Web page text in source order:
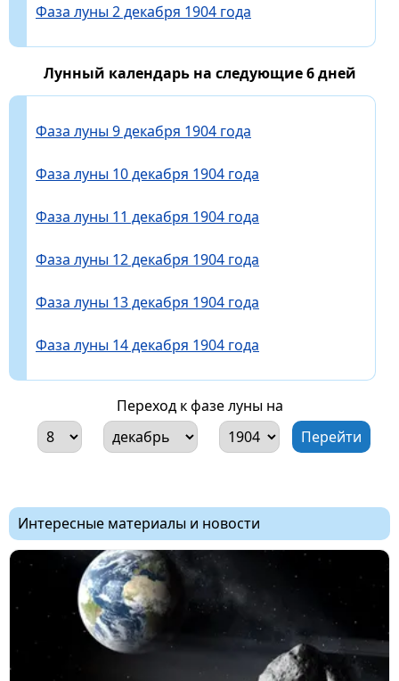
Фаза луны 2 декабря 1904 года
Лунный календарь на следующие 6 дней
Фаза луны 9 декабря 1904 года
Фаза луны 10 декабря 1904 года
Фаза луны 11 декабря 1904 года
Фаза луны 12 декабря 1904 года
Фаза луны 13 декабря 1904 года
Фаза луны 14 декабря 1904 года
Переход к фазе луны на
Интересные материалы и новости